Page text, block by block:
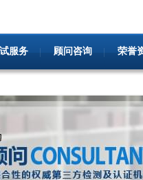
服务 顾问咨询 荣誉